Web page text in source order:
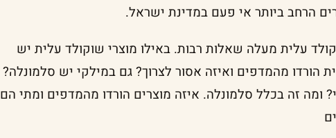
הרחב ביותר אי פעם במדינת ישראל.
עלית מעלה שאלות רבות. באילו מוצרי שוקולד עלית יש
הורדו מהמדפים ואיזה אסור לצרוך? גם במילקי יש סלמונלה?
ומה זה בכלל סלמונלה. איזה מוצרים הורדו מהמדפים ומתי הם